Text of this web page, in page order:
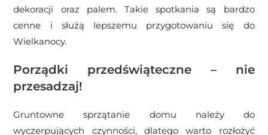
dekoracji oraz palem. Takie spotkania są bardzo
cenne i służą lepszemu przygotowaniu się do
Wielkanocy.
Porządki przedświąteczne – nie
przesadzaj!
Gruntowne sprzątanie domu należy do
wyczerpujących czynności, dlatego warto rozłożyć